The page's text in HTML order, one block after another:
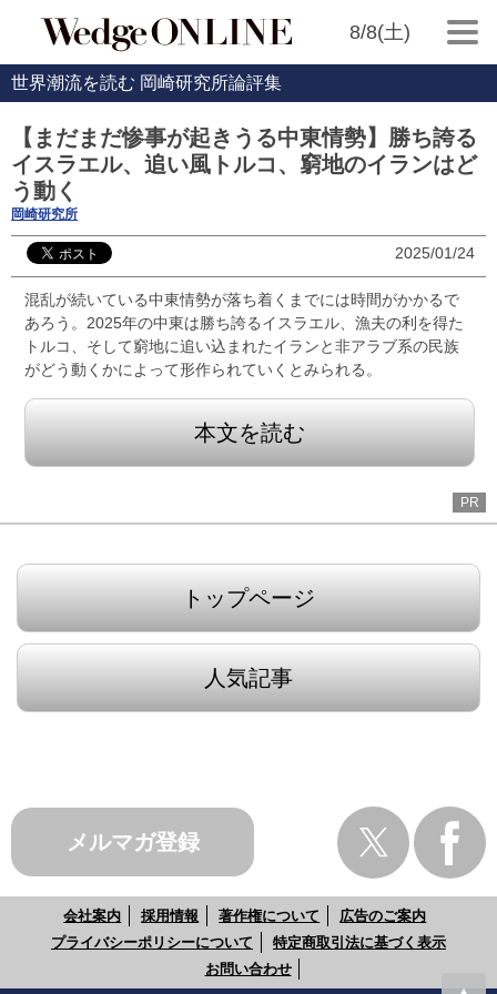
8/8(土)
世界潮流を読む 岡崎研究所論評集
【まだまだ惨事が起きうる中東情勢】勝ち誇る
イスラエル、追い風トルコ、窮地のイランはど
う動く
岡崎研究所
2025/01/24
混乱が続いている中東情勢が落ち着くまでには時間がかかるで
あろう。2025年の中東は勝ち誇るイスラエル、漁夫の利を得た
トルコ、そして窮地に追い込まれたイランと非アラブ系の民族
がどう動くかによって形作られていくとみられる。
本文を読む
PR
トップページ
人気記事
メルマガ登録
会社案内 採用情報 著作権について
広告のご案内
プライバシーポリシーについて
特定商取引法に基づく表示
お問い合わせ